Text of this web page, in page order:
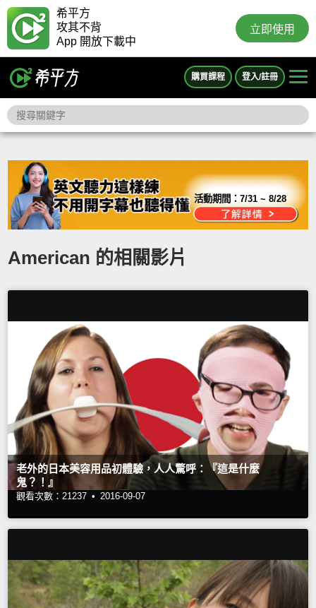
希平方
攻其不背
App 開放下載中
立即使用
購買課程 登入/註冊
活動期間：7/31 ~ 8/28
American 的相關影片
老外的日本美容用品初體驗，人人驚呼：『這是什麼
鬼？！』
觀看次數：21237 • 2016-09-07